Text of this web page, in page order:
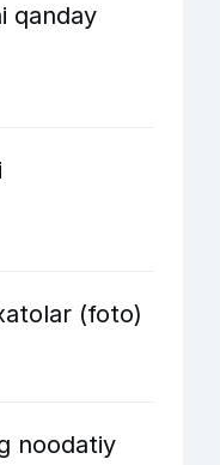
qanday
(foto)
noodatiy